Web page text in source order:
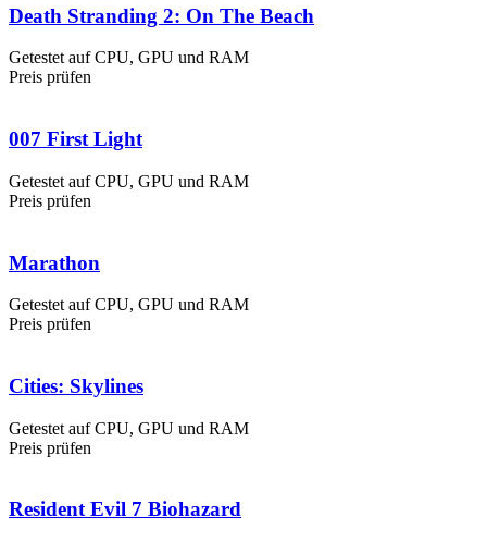
Death Stranding 2: On The Beach
Getestet auf CPU, GPU und RAM
Preis prüfen
007 First Light
Getestet auf CPU, GPU und RAM
Preis prüfen
Marathon
Getestet auf CPU, GPU und RAM
Preis prüfen
Cities: Skylines
Getestet auf CPU, GPU und RAM
Preis prüfen
Resident Evil 7 Biohazard